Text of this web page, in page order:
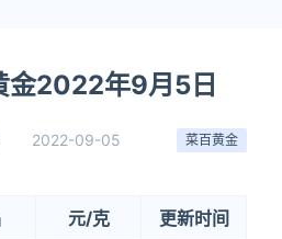
金2022年9月5日
菜百黄金
2022-09-05
元/克 更新时间